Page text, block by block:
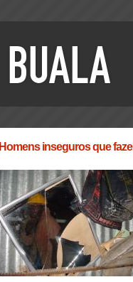
Homens inseguros que